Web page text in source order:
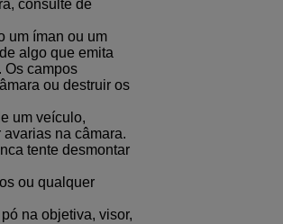
consulte de
um íman ou um
algo que emita
Os campos
ou destruir os
um veículo,
na câmara.
tente desmontar
ou qualquer
na objetiva, visor,